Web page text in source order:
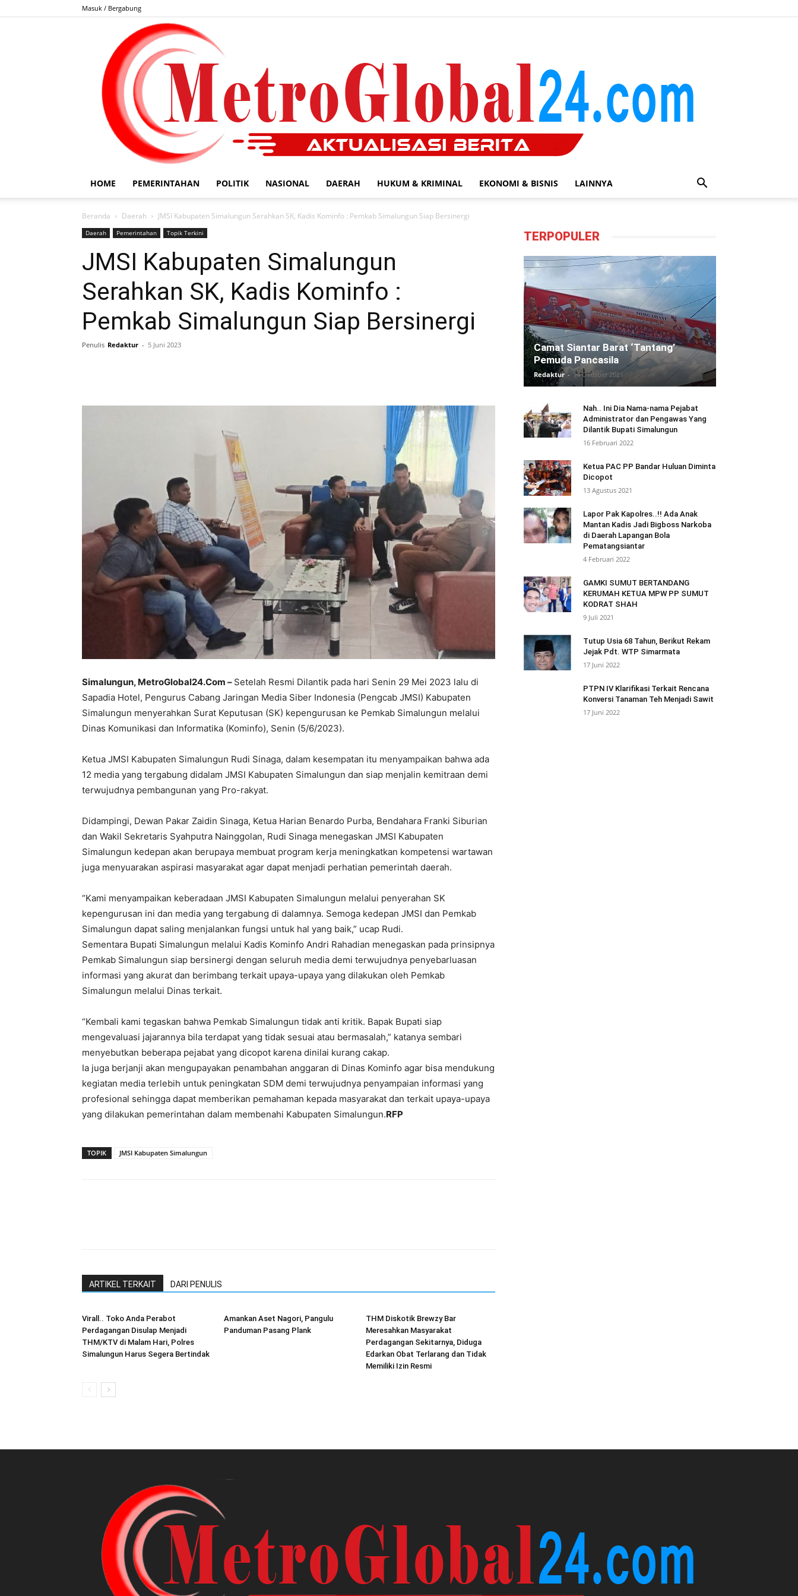
Masuk / Bergabung
HOME PEMERINTAHAN POLITIK NASIONAL DAERAH HUKUM & KRIMINAL EKONOMI & BISNIS LAINNYA
Beranda Daerah JMSI Kabupaten Simalungun Serahkan SK, Kadis Kominfo : Pemkab Simalungun Siap Bersinergi
Daerah Pemerintahan Topik Terkini
JMSI Kabupaten Simalungun
Serahkan SK, Kadis Kominfo :
Pemkab Simalungun Siap Bersinergi
Penulis Redaktur - 5 Juni 2023
Simalungun, MetroGlobal24.Com – Setelah Resmi Dilantik pada hari Senin 29 Mei 2023 lalu di
Sapadia Hotel, Pengurus Cabang Jaringan Media Siber Indonesia (Pengcab JMSI) Kabupaten
Simalungun menyerahkan Surat Keputusan (SK) kepengurusan ke Pemkab Simalungun melalui
Dinas Komunikasi dan Informatika (Kominfo), Senin (5/6/2023).
Ketua JMSI Kabupaten Simalungun Rudi Sinaga, dalam kesempatan itu menyampaikan bahwa ada
12 media yang tergabung didalam JMSI Kabupaten Simalungun dan siap menjalin kemitraan demi
terwujudnya pembangunan yang Pro-rakyat.
Didampingi, Dewan Pakar Zaidin Sinaga, Ketua Harian Benardo Purba, Bendahara Franki Siburian
dan Wakil Sekretaris Syahputra Nainggolan, Rudi Sinaga menegaskan JMSI Kabupaten
Simalungun kedepan akan berupaya membuat program kerja meningkatkan kompetensi wartawan
juga menyuarakan aspirasi masyarakat agar dapat menjadi perhatian pemerintah daerah.
“Kami menyampaikan keberadaan JMSI Kabupaten Simalungun melalui penyerahan SK
kepengurusan ini dan media yang tergabung di dalamnya. Semoga kedepan JMSI dan Pemkab
Simalungun dapat saling menjalankan fungsi untuk hal yang baik,” ucap Rudi.
Sementara Bupati Simalungun melalui Kadis Kominfo Andri Rahadian menegaskan pada prinsipnya
Pemkab Simalungun siap bersinergi dengan seluruh media demi terwujudnya penyebarluasan
informasi yang akurat dan berimbang terkait upaya-upaya yang dilakukan oleh Pemkab
Simalungun melalui Dinas terkait.
“Kembali kami tegaskan bahwa Pemkab Simalungun tidak anti kritik. Bapak Bupati siap
mengevaluasi jajarannya bila terdapat yang tidak sesuai atau bermasalah,” katanya sembari
menyebutkan beberapa pejabat yang dicopot karena dinilai kurang cakap.
Ia juga berjanji akan mengupayakan penambahan anggaran di Dinas Kominfo agar bisa mendukung
kegiatan media terlebih untuk peningkatan SDM demi terwujudnya penyampaian informasi yang
profesional sehingga dapat memberikan pemahaman kepada masyarakat dan terkait upaya-upaya
yang dilakukan pemerintahan dalam membenahi Kabupaten Simalungun.RFP
TOPIK JMSI Kabupaten Simalungun
ARTIKEL TERKAIT DARI PENULIS
Virall.. Toko Anda Perabot
Perdagangan Disulap Menjadi
THM/KTV di Malam Hari, Polres
Simalungun Harus Segera Bertindak
Amankan Aset Nagori, Pangulu
Panduman Pasang Plank
THM Diskotik Brewzy Bar
Meresahkan Masyarakat
Perdagangan Sekitarnya, Diduga
Edarkan Obat Terlarang dan Tidak
Memiliki Izin Resmi
TERPOPULER
Camat Siantar Barat ‘Tantang’
Pemuda Pancasila
Redaktur - 14 Oktober 2021
Nah.. Ini Dia Nama-nama Pejabat
Administrator dan Pengawas Yang
Dilantik Bupati Simalungun
16 Februari 2022
Ketua PAC PP Bandar Huluan Diminta
Dicopot
13 Agustus 2021
Lapor Pak Kapolres..!! Ada Anak
Mantan Kadis Jadi Bigboss Narkoba
di Daerah Lapangan Bola
Pematangsiantar
4 Februari 2022
GAMKI SUMUT BERTANDANG
KERUMAH KETUA MPW PP SUMUT
KODRAT SHAH
9 Juli 2021
Tutup Usia 68 Tahun, Berikut Rekam
Jejak Pdt. WTP Simarmata
17 Juni 2022
PTPN IV Klarifikasi Terkait Rencana
Konversi Tanaman Teh Menjadi Sawit
17 Juni 2022